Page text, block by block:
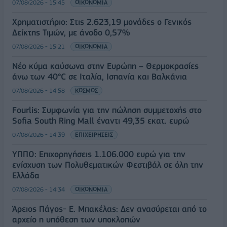
07/08/2026 - 15:45 ΟΙΚΟΝΟΜΙΑ
Χρηματιστήριο: Στις 2.623,19 μονάδες ο Γενικός
Δείκτης Τιμών, με άνοδο 0,57%
07/08/2026 - 15:21 ΟΙΚΟΝΟΜΙΑ
Νέο κύμα καύσωνα στην Ευρώπη – Θερμοκρασίες
άνω των 40°C σε Ιταλία, Ισπανία και Βαλκάνια
07/08/2026 - 14:58 ΚΟΣΜΟΣ
Fourlis: Συμφωνία για την πώληση συμμετοχής στο
Sofia South Ring Mall έναντι 49,35 εκατ. ευρώ
07/08/2026 - 14:39 ΕΠΙΧΕΙΡΗΣΕΙΣ
ΥΠΠΟ: Επιχορηγήσεις 1.106.000 ευρώ για την
ενίσχυση των Πολυθεματικών Φεστιβάλ σε όλη την
Ελλάδα
07/08/2026 - 14:34 ΟΙΚΟΝΟΜΙΑ
Άρειος Πάγος- Ε. Μπακέλας: Δεν ανασύρεται από το
αρχείο η υπόθεση των υποκλοπών